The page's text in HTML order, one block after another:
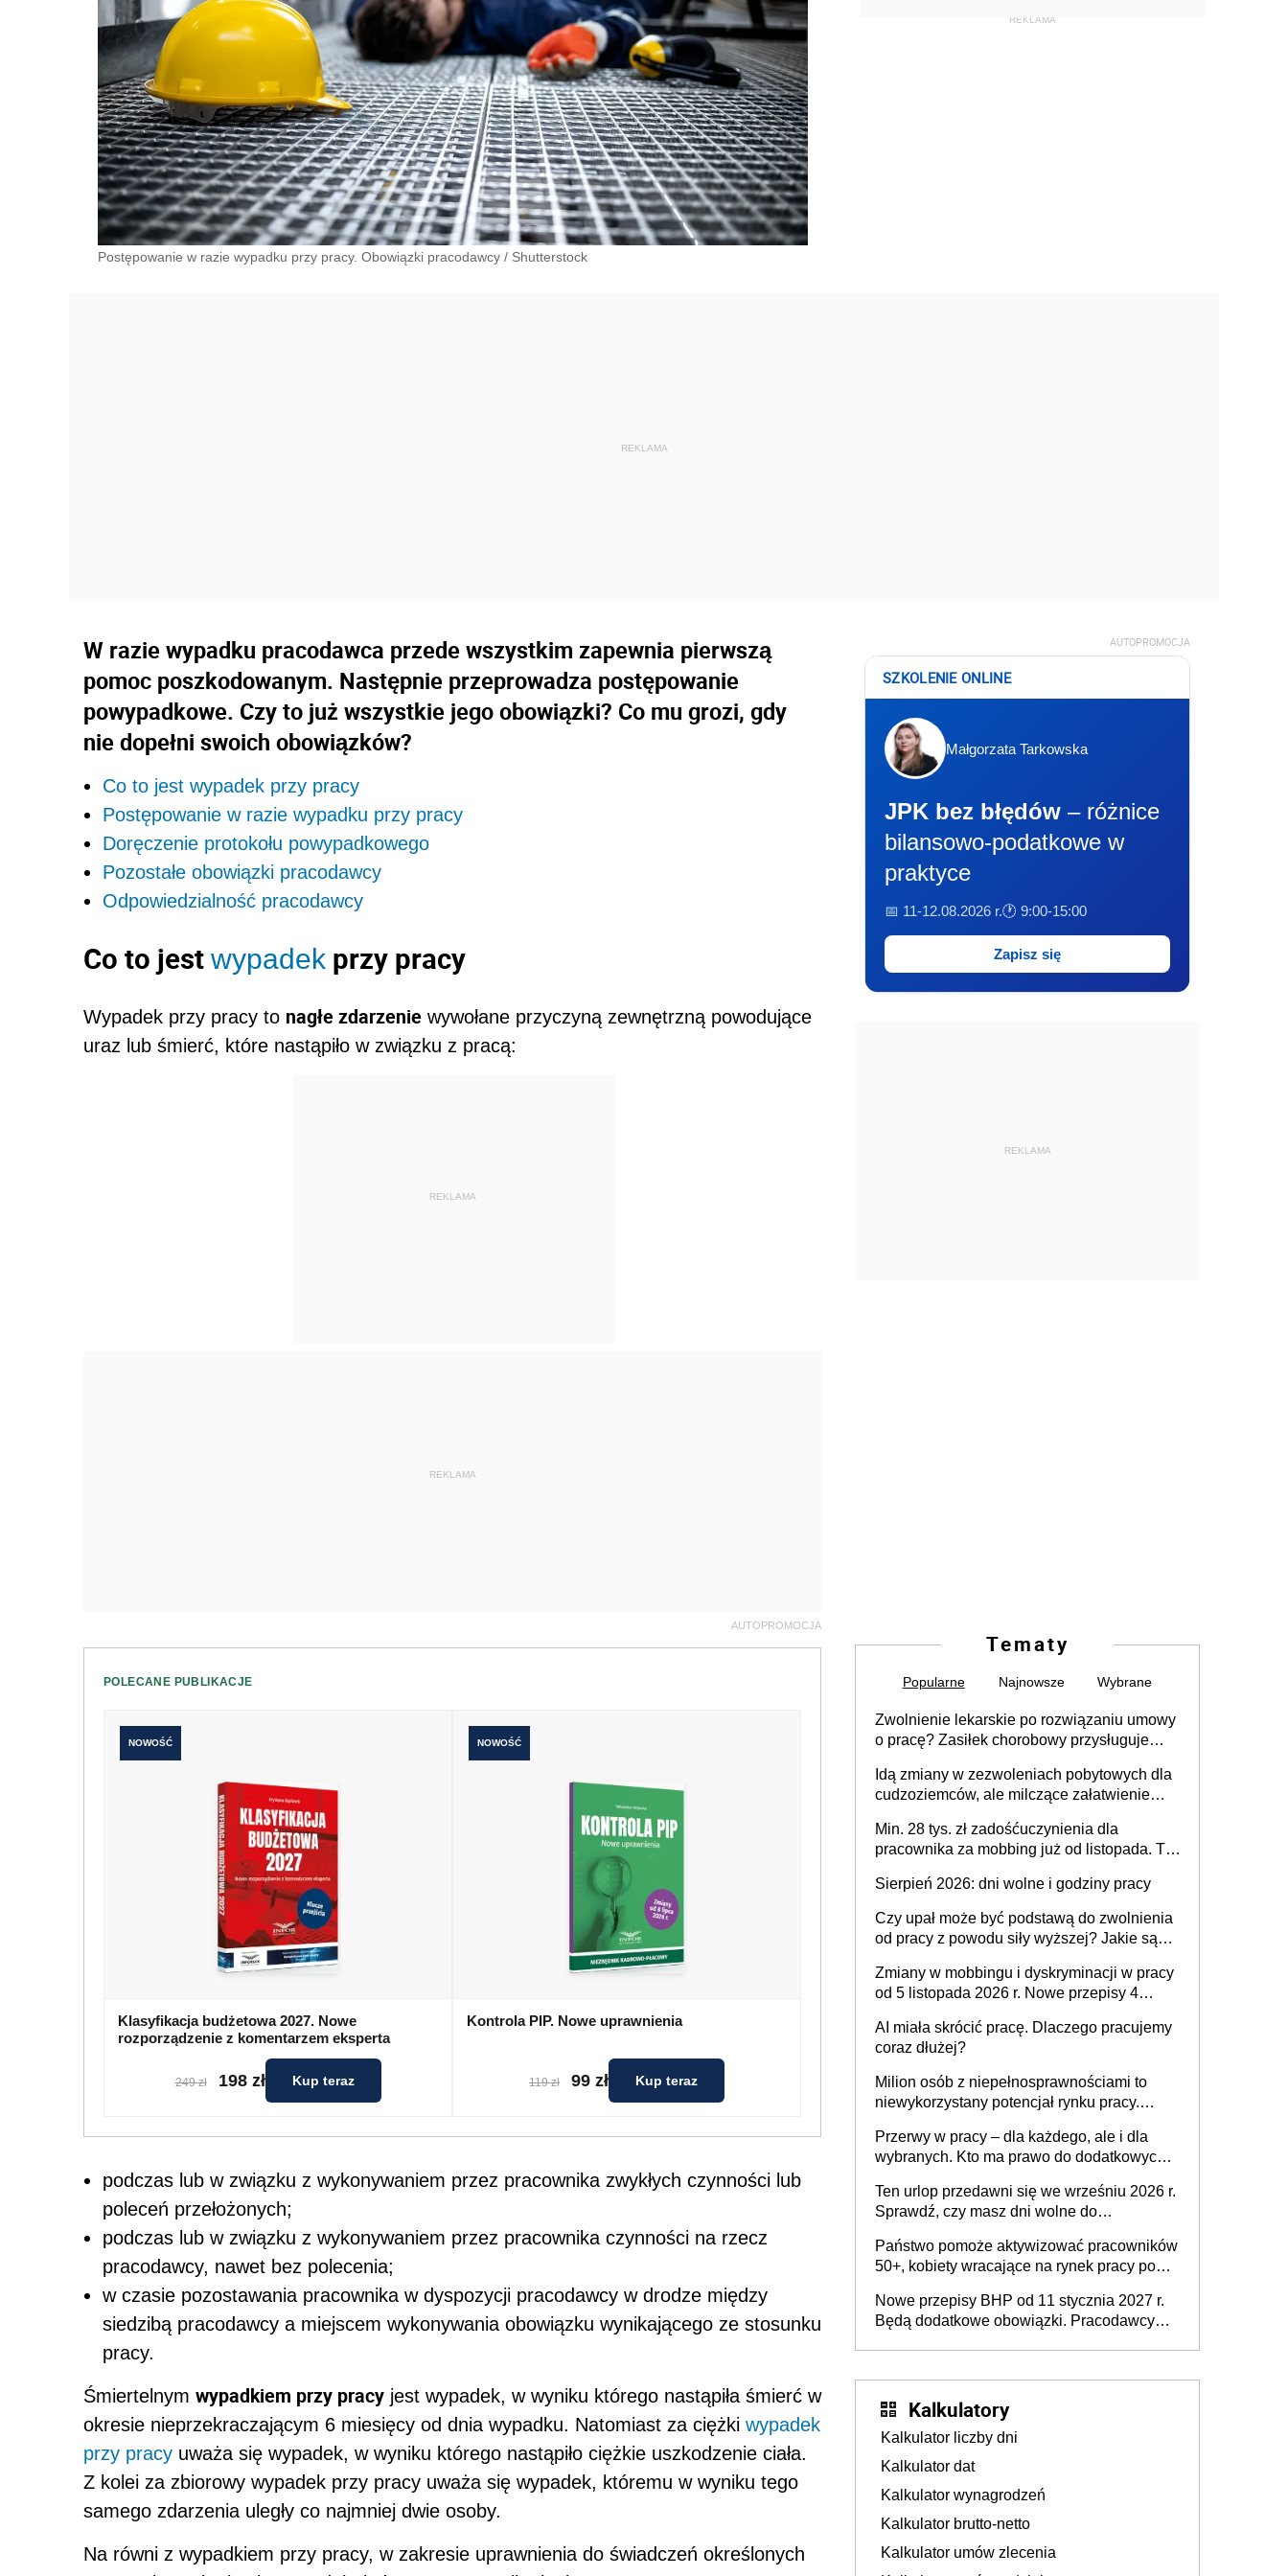
Postępowanie w razie wypadku przy pracy. Obowiązki pracodawcy / Shutterstock
W razie wypadku pracodawca przede wszystkim zapewnia pierwszą
pomoc poszkodowanym. Następnie przeprowadza postępowanie
powypadkowe. Czy to już wszystkie jego obowiązki? Co mu grozi, gdy
nie dopełni swoich obowiązków?
Co to jest wypadek przy pracy
Postępowanie w razie wypadku przy pracy
Doręczenie protokołu powypadkowego
Pozostałe obowiązki pracodawcy
Odpowiedzialność pracodawcy
Co to jest wypadek przy pracy
Wypadek przy pracy to nagłe zdarzenie wywołane przyczyną zewnętrzną powodujące
uraz lub śmierć, które nastąpiło w związku z pracą:
REKLAMA
REKLAMA
AUTOPROMOCJA
POLECANE PUBLIKACJE
NOWOŚĆ
Klasyfikacja budżetowa 2027. Nowe
rozporządzenie z komentarzem eksperta
249 zł 198 zł Kup teraz
NOWOŚĆ
Kontrola PIP. Nowe uprawnienia
119 zł 99 zł Kup teraz
podczas lub w związku z wykonywaniem przez pracownika zwykłych czynności lub
poleceń przełożonych;
podczas lub w związku z wykonywaniem przez pracownika czynności na rzecz
pracodawcy, nawet bez polecenia;
w czasie pozostawania pracownika w dyspozycji pracodawcy w drodze między
siedzibą pracodawcy a miejscem wykonywania obowiązku wynikającego ze stosunku
pracy.
Śmiertelnym wypadkiem przy pracy jest wypadek, w wyniku którego nastąpiła śmierć w
okresie nieprzekraczającym 6 miesięcy od dnia wypadku. Natomiast za ciężki wypadek
przy pracy uważa się wypadek, w wyniku którego nastąpiło ciężkie uszkodzenie ciała.
Z kolei za zbiorowy wypadek przy pracy uważa się wypadek, któremu w wyniku tego
samego zdarzenia uległy co najmniej dwie osoby.
Na równi z wypadkiem przy pracy, w zakresie uprawnienia do świadczeń określonych
AUTOPROMOCJA
SZKOLENIE ONLINE
Małgorzata Tarkowska
JPK bez błędów – różnice
bilansowo-podatkowe w
praktyce
📅 11-12.08.2026 r.🕐 9:00-15:00
Zapisz się
REKLAMA
Tematy
Popularne Najnowsze Wybrane
Zwolnienie lekarskie po rozwiązaniu umowy
o pracę? Zasiłek chorobowy przysługuje
dni od ustania stosunku pracy
Idą zmiany w zezwoleniach pobytowych dla
cudzoziemców, ale milczące załatwienie
Min. 28 tys. zł zadośćuczynienia dla
pracownika za mobbing już od listopada. To
zespołu
Sierpień 2026: dni wolne i godziny pracy
Czy upał może być podstawą do zwolnienia
od pracy z powodu siły wyższej? Jakie są
Zmiany w mobbingu i dyskryminacji w pracy
od 5 listopada 2026 r. Nowe przepisy 4
Ustaw
AI miała skrócić pracę. Dlaczego pracujemy
coraz dłużej?
Milion osób z niepełnosprawnościami to
niewykorzystany potencjał rynku pracy.
dofinansowań czy refundacji, ale bariery po
stronie systemu i świadomości
pracodawców [WYWIAD]
Przerwy w pracy – dla każdego, ale i dla
wybranych. Kto ma prawo do dodatkowych
Ten urlop przedawni się we wrześniu 2026 r.
Sprawdź, czy masz dni wolne do
Państwo pomoże aktywizować pracowników
50+, kobiety wracające na rynek pracy po
osoby neuroatypowe. Powstanie Fundusz
na rzecz Inkluzywności w Zatrudnianiu?
Nowe przepisy BHP od 11 stycznia 2027 r.
Będą dodatkowe obowiązki. Pracodawcy
Kalkulatory
Kalkulator liczby dni
Kalkulator dat
Kalkulator wynagrodzeń
Kalkulator brutto-netto
Kalkulator umów zlecenia